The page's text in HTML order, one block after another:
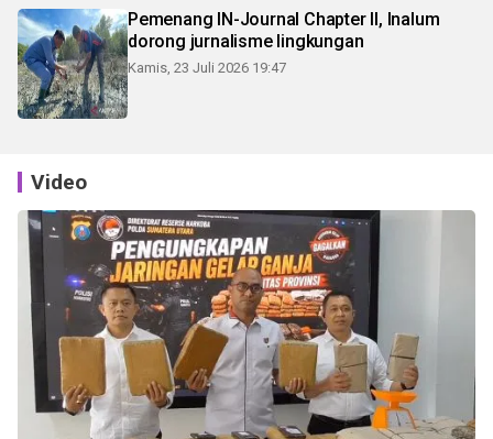
Pemenang IN-Journal Chapter II, Inalum
dorong jurnalisme lingkungan
Kamis, 23 Juli 2026 19:47
Video